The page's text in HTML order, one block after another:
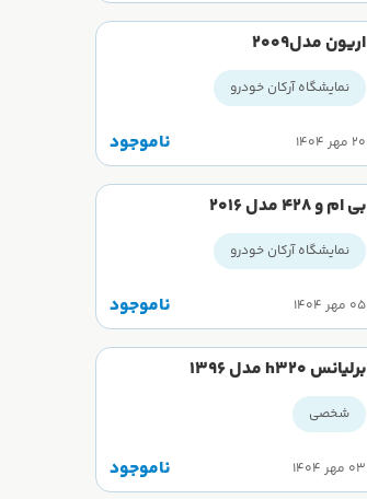
اریون مدل2009
نمایشگاه آرکان خودرو
۲۰ مهر ۱۴۰۴ ناموجود
بی ام و ۴۲۸ مدل ۲۰۱۶
نمایشگاه آرکان خودرو
۰۵ مهر ۱۴۰۴ ناموجود
برلیانس h320 مدل 1396
شخصی
۰۳ مهر ۱۴۰۴ ناموجود